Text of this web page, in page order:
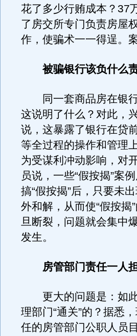
花了多少行贿成本？37
了房交所专门负责房屋
作，使骗术一一得逞。
被骗银行该负什么
同一套商品房在银行
这说明了什么？对此，
说，这暴露了银行在贷
等全过程的操作和管理
为受谋利冲动影响，对
员说，一些“假按揭”案
搞“假按揭”后，只要未
外和解，从而使“假按揭
旦断裂，问题就会集中
发生。
房管部门责任一人
更大的问题是：如此
理部门“通关”的？据悉
任的房管部门公职人员